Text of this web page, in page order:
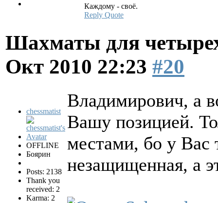
Каждому - своё.
Reply Quote
Шахматы для
Окт 2010 22:23 #20
chessmatist
OFFLINE
Боярин
Posts: 2138
Thank you
received: 2
Karma: 2
Владимирович, а
Вашу позицией.
местами, бо у Вас
незащищенная, а